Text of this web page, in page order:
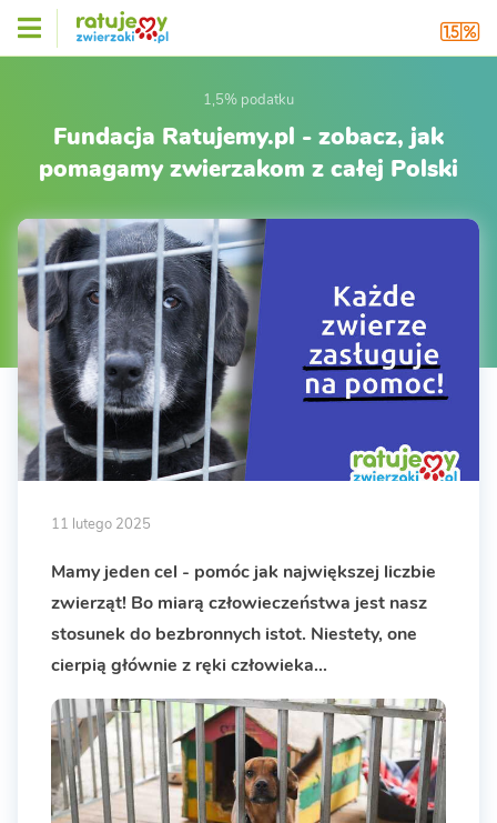
1,5% podatku
Fundacja Ratujemy.pl - zobacz, jak
pomagamy zwierzakom z całej Polski
11 lutego 2025
Mamy jeden cel - pomóc jak największej liczbie
zwierząt! Bo miarą człowieczeństwa jest nasz
stosunek do bezbronnych istot. Niestety, one
cierpią głównie z ręki człowieka...